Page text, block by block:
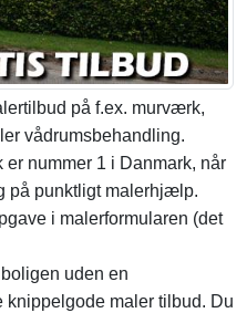
på f.ex. murværk,
vådrumsbehandling.
nummer 1 i Danmark, når
på punktligt malerhjælp.
i malerformularen (det
uden en
maler tilbud. Du